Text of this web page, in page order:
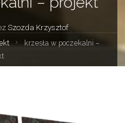
Szozda Krzysztof
krzesła w poczekalni –